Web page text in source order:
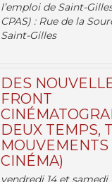
l’emploi de Saint-
CPAS) : Rue de la
Saint-Gilles
DES
FRONT
DEUX TEMPS,
MOUVEMENTS
CINÉMA)
vendredi 14 et samedi